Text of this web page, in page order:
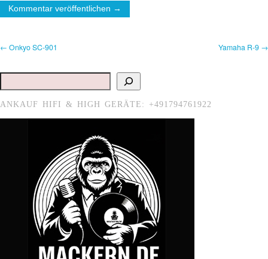
← Onkyo SC-901 Yamaha R-9 →
Suchen
ANKAUF HIFI & HIGH GERÄTE: +491794761922